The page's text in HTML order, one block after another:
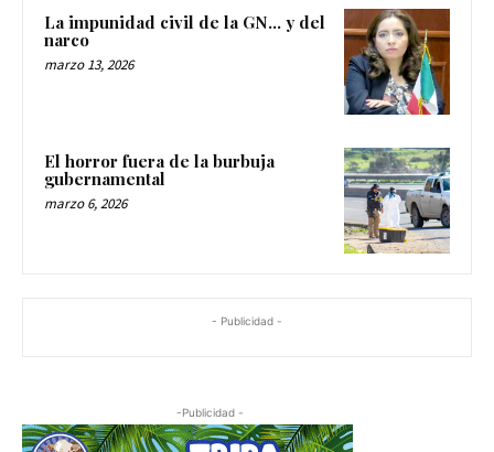
La impunidad civil de la GN… y del
narco
marzo 13, 2026
El horror fuera de la burbuja
gubernamental
marzo 6, 2026
- Publicidad -
-Publicidad -